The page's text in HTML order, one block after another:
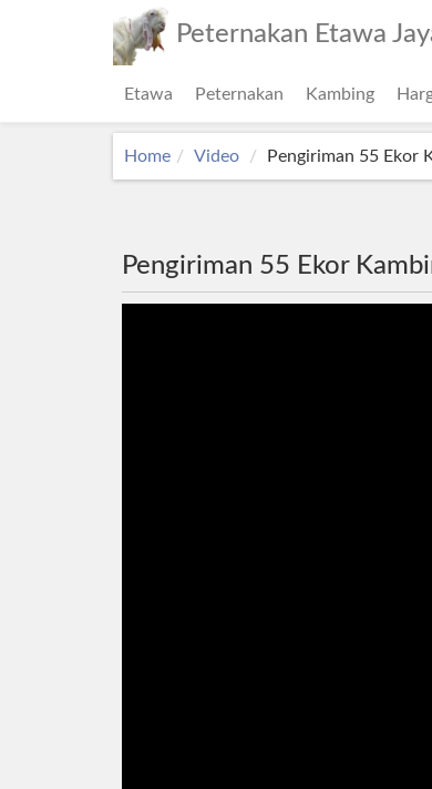
Peternakan Etawa
Etawa Peternakan Kambing
Home Video Pengiriman 55 Ekor
Pengiriman 55 Ekor